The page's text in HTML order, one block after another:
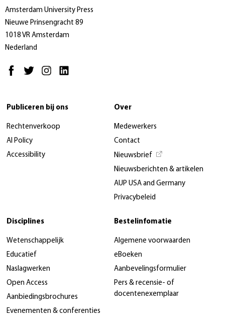
Amsterdam University Press
Nieuwe Prinsengracht 89
1018 VR Amsterdam
Nederland
Publiceren bij ons
Rechtenverkoop
AI Policy
Accessibility
Over
Medewerkers
Contact
Nieuwsbrief
Nieuwsberichten & artikelen
AUP USA and Germany
Privacybeleid
Disciplines
Wetenschappelijk
Educatief
Naslagwerken
Open Access
Aanbiedingsbrochures
Evenementen & conferenties
Bestelinfomatie
Algemene voorwaarden
eBoeken
Aanbevelingsformulier
Pers & recensie- of
docentenexemplaar